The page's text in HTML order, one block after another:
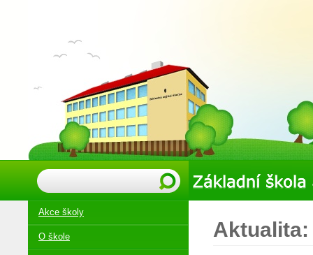
Aktualita:
Akce školy
O škole